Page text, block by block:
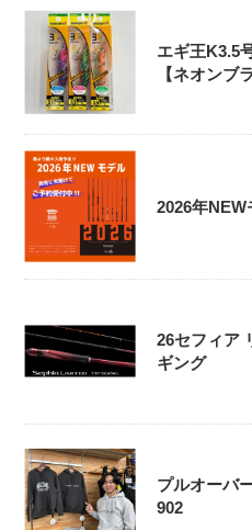
エギ王K3.5
【ネオンブ
2026年NEW
26セフィア
ギング
プルオーバ
902